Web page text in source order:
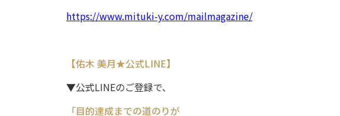
https://www.mituki-y.com/mailmagazine/
【佑木 美月★公式LINE】
▼公式LINEのご登録で、
「目的達成までの道のりが